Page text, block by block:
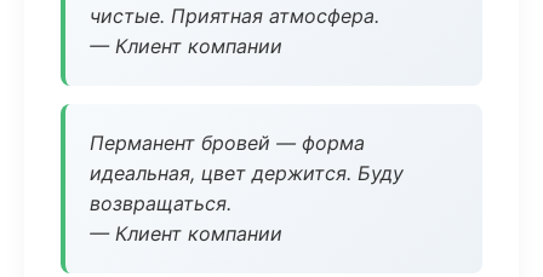
чистые. Приятная атмосфера.
— Клиент компании
Перманент бровей — форма
идеальная, цвет держится. Буду
возвращаться.
— Клиент компании